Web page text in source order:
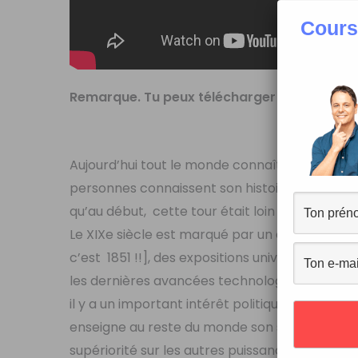
Remarque. Tu peux télécharger le podcast
Aujourd’hui tout le monde connaît la tour
personnes connaissent son histoire ? Qui
qu’au début, cette tour était loin de plaire à
Le XIXe siècle est marqué par un
c’est 1851 !!], des expositions universelles
les dernières avancées technologiques.
il y a un important intérêt politique, dont il
enseigne au reste du monde son savoir
supériorité sur les autres puissances